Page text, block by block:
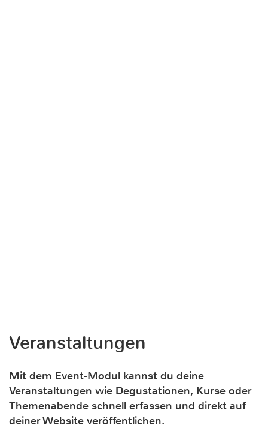
Veranstaltungen
Mit dem Event-Modul kannst du deine
Veranstaltungen wie Degustationen, Kurse oder
Themenabende schnell erfassen und direkt auf
deiner Website veröffentlichen.